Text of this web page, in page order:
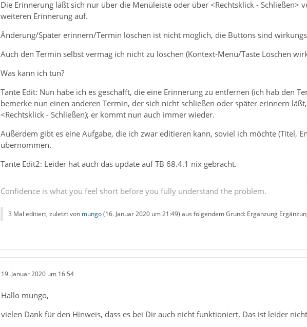
Die Erinnerung läßt sich nur über die Menüleiste oder über <Rechtsklick -
weiteren Erinnerung auf.
Änderung/Später erinnern/Termin löschen ist nicht möglich, die Buttons sind
Auch den Termin selbst vermag ich nicht zu löschen (Kontext-Menü/Taste Löschen
Was kann ich tun?
Tante Edit: Nun habe ich es geschafft, die eine Erinnerung zu entfernen (ich hab den
bemerke nun einen anderen Termin, der sich nicht schließen oder später erinnern
<Rechtsklick - Schließen); er kommt nun auch immer wieder.
Außerdem gibt es eine Aufgabe, die ich zwar editieren kann, soviel ich möchte (Titel,
übernommen.
Tante Edit2: Leider hat auch das update auf TB 68.4.1 nix gebracht.
Confidence is what you feel short before you fully understand the problem.
3 Mal editiert, zuletzt von mungo(16. Januar 2020 um 21:49) aus folgendem Grund: Ergänzung
19. Januar 2020 um 16:54
Hallo mungo,
vielen Dank für den Hinweis, dass es bei Dir auch nicht funktioniert. Das ist leider